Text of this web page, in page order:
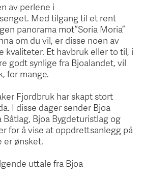
av perlene i
Med tilgang til et rent
panorama mot ”Soria Moria”
om du vil, er disse noen av
kvaliteter. Et havbruk eller to til, i
godt synlige fra Bjoalandet, vil
for mange.
Fjordbruk har skapt stort
I disse dager sender Bjoa
Bjoa Bygdeturistlag og
for å vise at oppdrettsanlegg på
er ønsket.
uttale fra Bjoa